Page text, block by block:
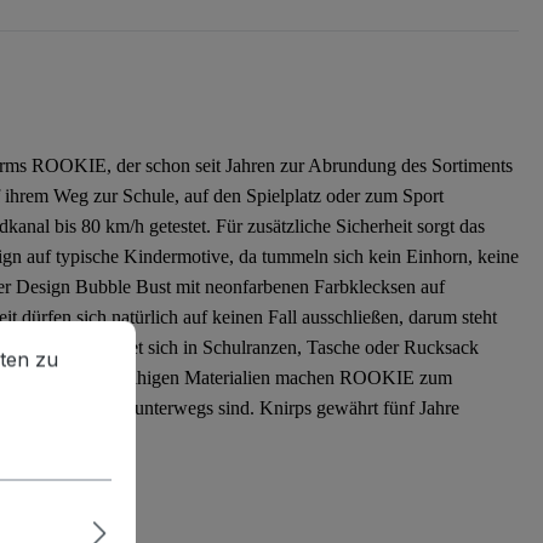
ROOKIE, der schon seit Jahren zur Abrundung des Sortiments
Weg zur Schule, auf den Spielplatz oder zum Sport
bis 80 km/h getestet. Für zusätzliche Sicherheit sorgt das
auf typische Kindermotive, da tummeln sich kein Einhorn, keine
Design Bubble Bust mit neonfarbenen Farbklecksen auf
dürfen sich natürlich auf keinen Fall ausschließen, darum steht
findet sich in Schulranzen, Tasche oder Rucksack
die strapazierfähigen Materialien machen ROOKIE zum
und sichtbar unterwegs sind. Knirps gewährt fünf Jahre
zu können.
Mehr Informationen ...
zu